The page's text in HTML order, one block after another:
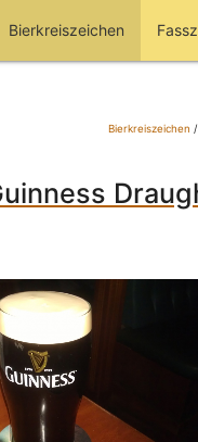
Bierkreiszeichen
Bierkreiszeichen /